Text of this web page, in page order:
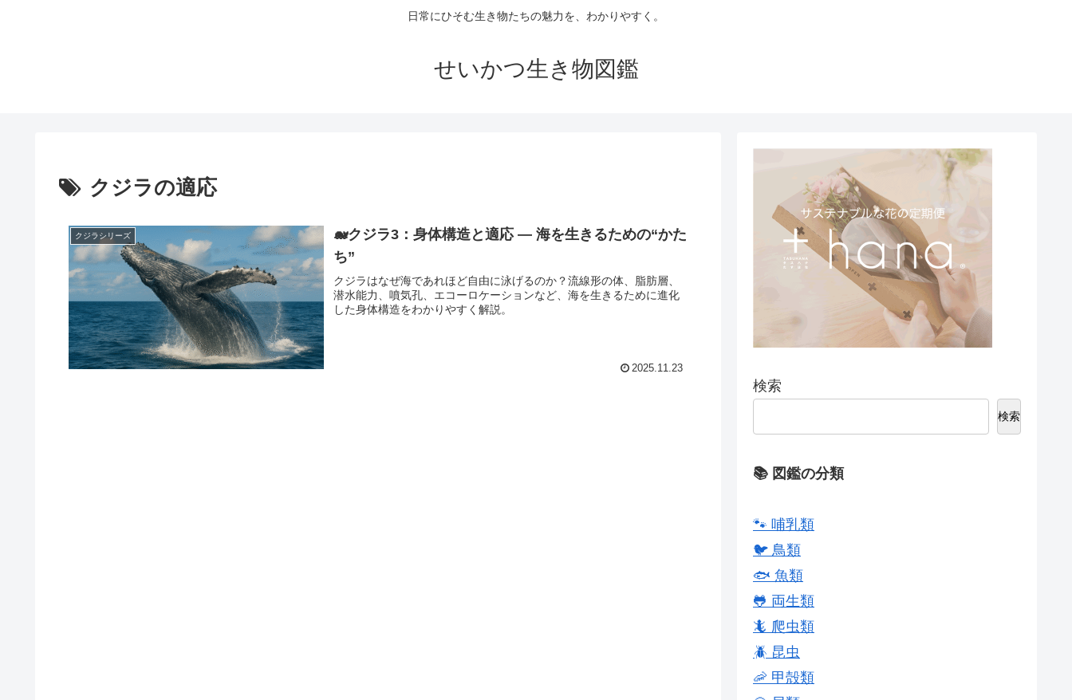
日常にひそむ生き物たちの魅力を、わかりやすく。
せいかつ生き物図鑑
クジラの適応
クジラシリーズ
🐋クジラ3：身体構造と適応 ― 海を生きるための“かた
ち”
クジラはなぜ海であれほど自由に泳げるのか？流線形の体、脂肪層、
潜水能力、噴気孔、エコーロケーションなど、海を生きるために進化
した身体構造をわかりやすく解説。
2025.11.23
検索
検索
📚 図鑑の分類
🐾 哺乳類
🐦 鳥類
🐟 魚類
🐸 両生類
🦎 爬虫類
🪲 昆虫
🦐 甲殻類